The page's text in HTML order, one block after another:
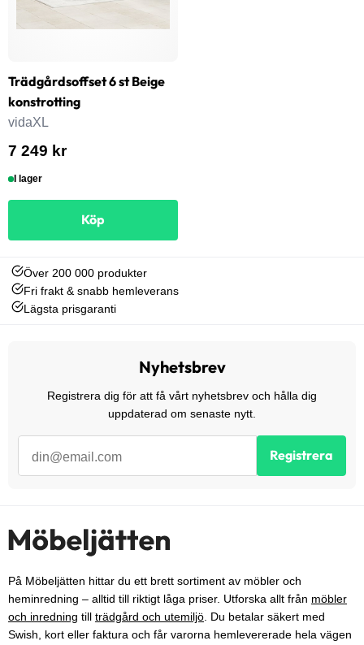
Trädgårdsoffset 6 st Beige
konstrotting
vidaXL
7 249 kr
I lager
Köp
Över 200 000 produkter
Fri frakt & snabb hemleverans
Lägsta prisgaranti
Nyhetsbrev
Registrera dig för att få vårt nyhetsbrev och hålla dig
uppdaterad om senaste nytt.
Registrera
På Möbeljätten hittar du ett brett sortiment av möbler och
heminredning – alltid till riktigt låga priser. Utforska allt från möbler
och inredning till trädgård och utemiljö . Du betalar säkert med
Swish, kort eller faktura och får varorna hemlevererade hela vägen